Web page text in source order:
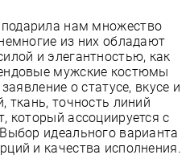
нам множество
из них обладают
и элегантностью, как
мужские костюмы
о статусе, вкусе и
ткань, точность линий
который ассоциируется с
идеального варианта
и качества исполнения.